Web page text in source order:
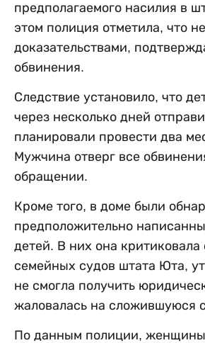
предполагаемого насилия в
этом полиция отметила, что
доказательствами,
обвинения.
Следствие установило, что
через несколько дней
планировали провести два
Мужчина отверг все
обращении.
Кроме того, в доме были
предположительно
детей. В них она критиковала
семейных судов штата Юта,
не смогла получить
жаловалась на сложившуюся
По данным полиции,